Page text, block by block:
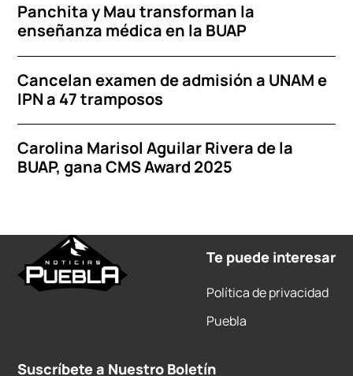
Panchita y Mau transforman la
enseñanza médica en la BUAP
Cancelan examen de admisión a UNAM e
IPN a 47 tramposos
Carolina Marisol Aguilar Rivera de la
BUAP, gana CMS Award 2025
Te puede interesar
Política de privacidad
Puebla
Suscríbete a Nuestro Boletín